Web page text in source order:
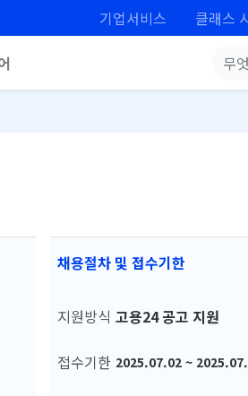
기업서비스 클래스
채용절차 및 접수기한
지원방식 고용24 공고 지원
접수기한 2025.07.02 ~